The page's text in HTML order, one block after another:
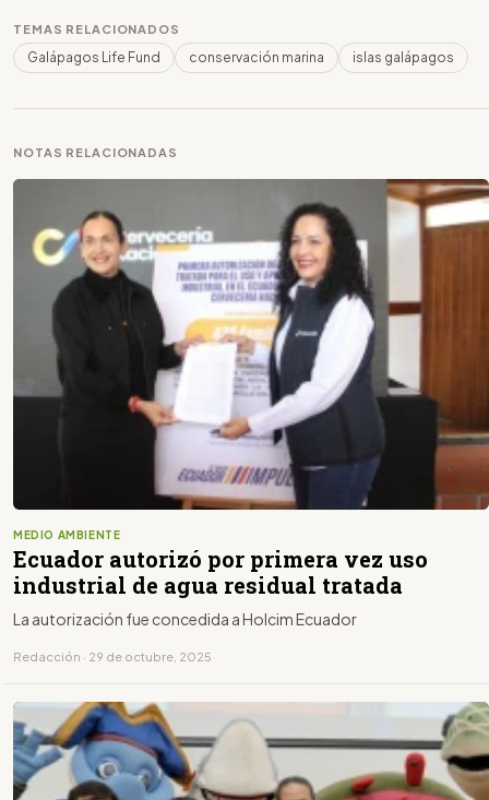
TEMAS RELACIONADOS
Galápagos Life Fund conservación marina islas galápagos
NOTAS RELACIONADAS
MEDIO AMBIENTE
Ecuador autorizó por primera vez uso
industrial de agua residual tratada
La autorización fue concedida a Holcim Ecuador
Redacción · 29 de octubre, 2025